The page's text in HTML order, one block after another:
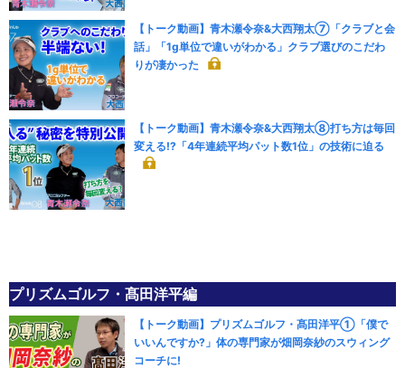
【トーク動画】青木瀬令奈&大西翔太⑦「クラブと会
話」「1g単位で違いがわかる」クラブ選びのこだわ
りが凄かった
【トーク動画】青木瀬令奈&大西翔太⑧打ち方は毎回
変える!?「4年連続平均パット数1位」の技術に迫る
プリズムゴルフ・髙田洋平編
【トーク動画】プリズムゴルフ・髙田洋平①「僕で
いいんですか?」体の専門家が畑岡奈紗のスウィング
コーチに!